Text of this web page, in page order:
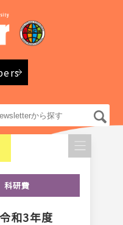
科研費
和3年度